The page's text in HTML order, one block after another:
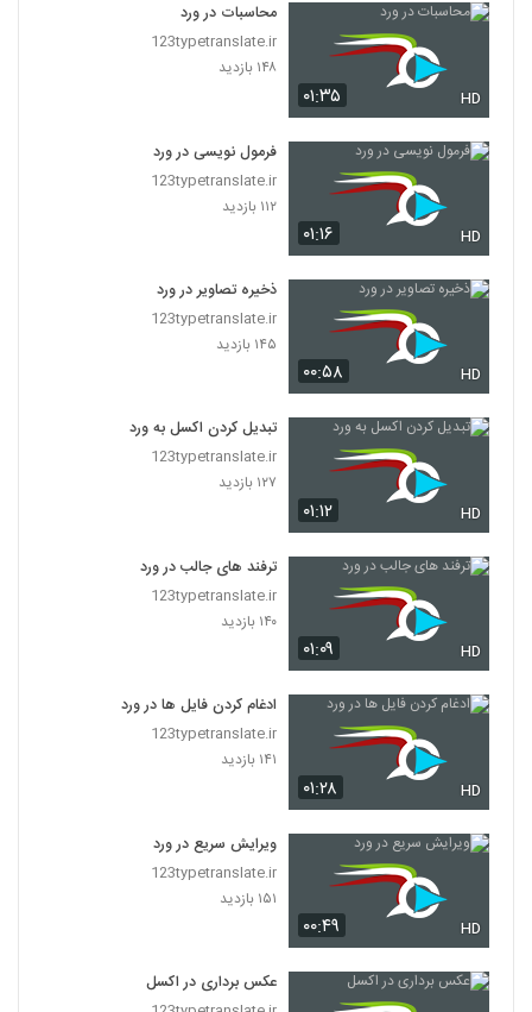
۰۱:۳۵ HD
محاسبات در ورد
123typetranslate.ir
۱۴۸ بازدید
۰۱:۱۶ HD
فرمول نویسی در ورد
123typetranslate.ir
۱۱۲ بازدید
۰۰:۵۸ HD
ذخیره تصاویر در ورد
123typetranslate.ir
۱۴۵ بازدید
۰۱:۱۲ HD
تبدیل کردن اکسل به ورد
123typetranslate.ir
۱۲۷ بازدید
۰۱:۰۹ HD
ترفند های جالب در ورد
123typetranslate.ir
۱۴۰ بازدید
۰۱:۲۸ HD
ادغام کردن فایل ها در ورد
123typetranslate.ir
۱۴۱ بازدید
۰۰:۴۹ HD
ویرایش سریع در ورد
123typetranslate.ir
۱۵۱ بازدید
عکس برداری در اکسل